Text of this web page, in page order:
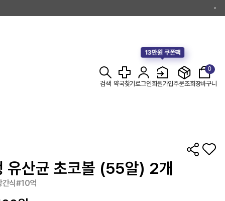
검색 약국찾기로그인
13만원 쿠폰팩
회원가입주문조회
0
장바구니
유산균 초코볼 (55알) 2개
간식#10억